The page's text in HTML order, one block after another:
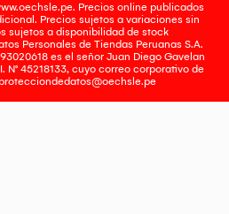
Precios online publicados
Precios sujetos a variaciones sin
sujetos a disponibilidad de stock
Personales de Tiendas Peruanas S.A.
es el señor Juan Diego Gavelan
N° 45218133, cuyo correo corporativo de